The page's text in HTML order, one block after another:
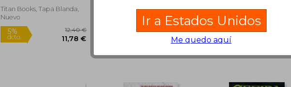
Titan Books, Tapa Blanda,
Nuevo
TITAN PUBLISHING GROUP,
Tapa Blanda, Nuevo
William Morrow And
Company, Tapa Blanda,
Nuevo
Ir a Estados Unidos
Me quedo aquí